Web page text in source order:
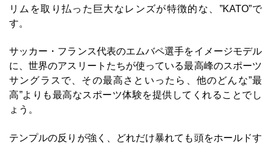
リムを取り払った巨大なレンズが特徴的な、”KATO”で
す。
サッカー・フランス代表のエムバペ選手をイメージモデル
に、世界のアスリートたちが使っている最高峰のスポーツ
サングラスで、その最高さといったら、他のどんな”最
高”よりも最高なスポーツ体験を提供してくれることでし
ょう。
テンプルの反りが強く、どれだけ暴れても頭をホールドす